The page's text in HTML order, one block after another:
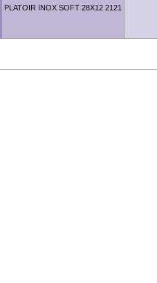
PLATOIR INOX SOFT 28X12 2121